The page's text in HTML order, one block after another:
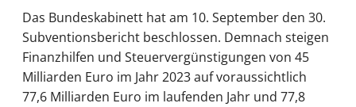
Das Bundeskabinett hat am 10. September den 30.
Subventionsbericht beschlossen. Demnach steigen
Finanzhilfen und Steuervergünstigungen von 45
Milliarden Euro im Jahr 2023 auf voraussichtlich
77,6 Milliarden Euro im laufenden Jahr und 77,8